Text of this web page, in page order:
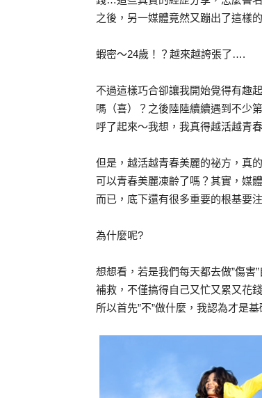
之後，另一媒體竟然又蹦出了這樣
蝦密～24歲！？越來越誇張了….
不過這樣巧合卻讓我開始覺得有趣
嗎（喜）？之後陸陸續續遇到不少
呼了起來～我想，我真得越活越青
但是，越活越青春美麗的祕方，真
可以青春美麗凍齡了嗎？其實，媒
而已，底下還有很多重要的根基要
為什麼呢?
想想看，若是我們每天都去做”傷
補救，不僅搞得自己又忙又累又花
所以首先”不”做什麼，我認為才是基